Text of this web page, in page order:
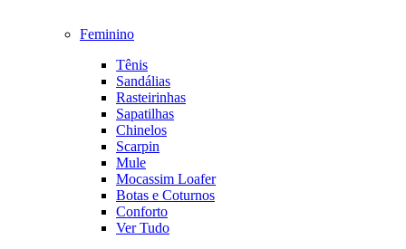
Feminino
Tênis
Sandálias
Rasteirinhas
Sapatilhas
Chinelos
Scarpin
Mule
Mocassim Loafer
Botas e Coturnos
Conforto
Ver Tudo